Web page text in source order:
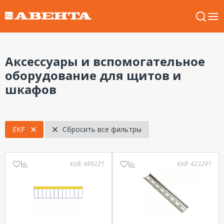
Аксессуары и вспомогательное
оборудование для щитов и
шкафов
EKF Сбросить все фильтры
Код:489221 Код:423291